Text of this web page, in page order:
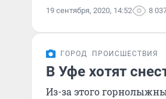
19 сентября, 2020, 14:52 8
ГОРОД ПРОИСШЕСТВИЯ
В Уфе хотят
Из-за этого